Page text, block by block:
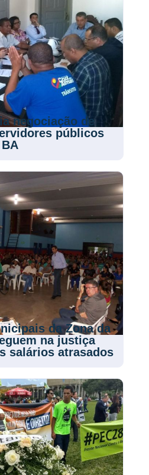
negociação de
públicos
da Zona da
na justiça
salários atrasados